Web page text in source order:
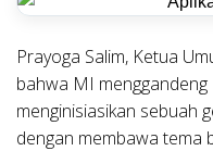
Prayoga Salim, Ketua
bahwa MI
menginisiasikan sebuah
dengan membawa tema